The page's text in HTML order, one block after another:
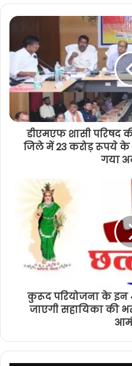
डीएमएफ शासी परिषद
जिले में 23 करोड़ रूपये के
गया
कुरूद परियोजना के इन
जाएगी सहायिका की